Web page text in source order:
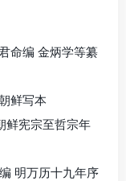
命编 金炳学等纂
鲜写本
鲜宪宗至哲宗年
明万历十九年序